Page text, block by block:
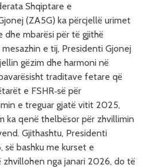
Shqiptare e
(ZA5G) ka përcjellë urimet
dhe mbarësi për të gjithë
mesazhin e tij, Presidenti Gjonej
gëzim dhe harmoni në
traditave fetare që
e FSHR‑së për
e treguar gjatë vitit 2025,
ka qenë thelbësor për zhvillimin
Gjithashtu, Presidenti
bashku me kurset e
nga janari 2026, do të